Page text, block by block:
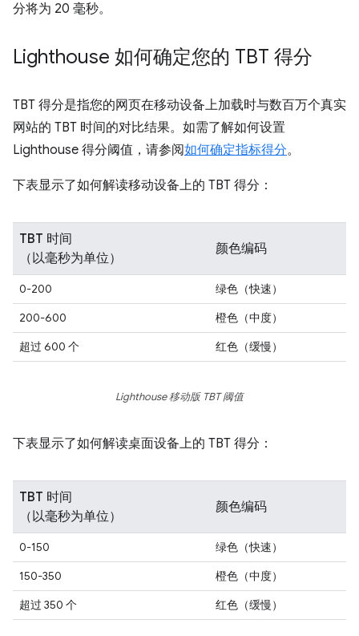
分将为 20 毫秒。
Lighthouse 如何确定您的 TBT 得分
TBT 得分是指您的网页在移动设备上加载时与数百万个真实
网站的 TBT 时间的对比结果。如需了解如何设置
Lighthouse 得分阈值，请参阅如何确定指标得分。
下表显示了如何解读移动设备上的 TBT 得分：
TBT 时间
（以毫秒为单位）
颜色编码
0-200
绿色（快速）
200-600
橙色（中度）
超过 600 个
红色（缓慢）
Lighthouse 移动版 TBT 阈值
下表显示了如何解读桌面设备上的 TBT 得分：
TBT 时间
（以毫秒为单位）
颜色编码
0-150
绿色（快速）
150-350
橙色（中度）
超过 350 个
红色（缓慢）